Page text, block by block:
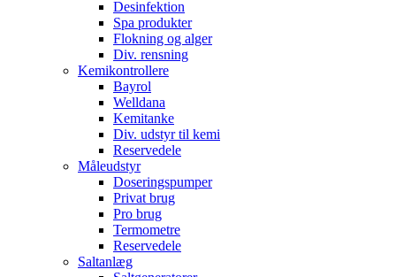
Desinfektion
Spa produkter
Flokning og alger
Div. rensning
Kemikontrollere
Bayrol
Welldana
Kemitanke
Div. udstyr til kemi
Reservedele
Måleudstyr
Doseringspumper
Privat brug
Pro brug
Termometre
Reservedele
Saltanlæg